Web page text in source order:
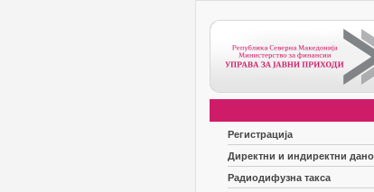
Регистрација
Директни и индиректни
Радиодифузна такса